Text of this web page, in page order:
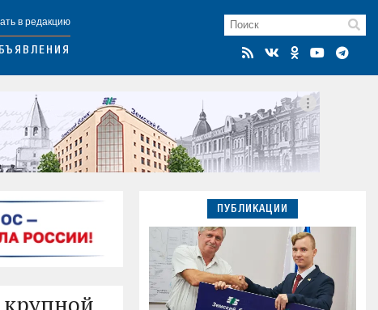
в редакцию
ПУБЛИКАЦИИ